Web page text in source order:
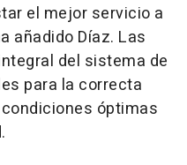
el mejor servicio a
añadido Díaz. Las
del sistema de
para la correcta
óptimas